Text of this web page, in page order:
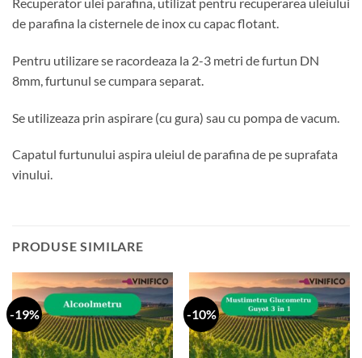
de parafina la cisternele de inox cu capac flotant.
Pentru utilizare se racordeaza la 2-3 metri de furtun DN
8mm, furtunul se cumpara separat.
Se utilizeaza prin aspirare (cu gura) sau cu pompa de vacum.
Capatul furtunului aspira uleiul de parafina de pe suprafata
vinului.
PRODUSE SIMILARE
-19% -10%